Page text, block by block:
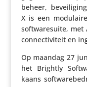
be­heer,
X is een
soft­wa­res­uite, met
connec­ti­vi­teit en
Op maandag 27
het Brightly
kaans